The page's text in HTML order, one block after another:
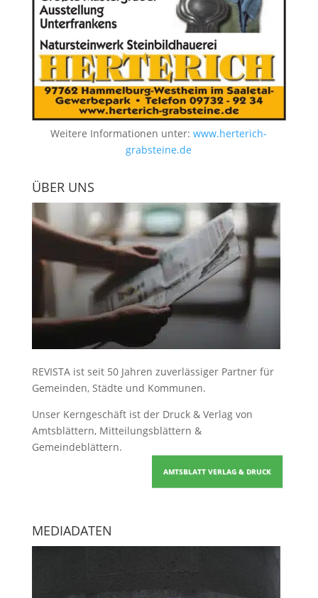
Weitere Informationen unter:www.herterich-
grabsteine.de
ÜBER UNS
REVISTA ist seit 50 Jahren zuverlässiger Partner für
Gemeinden, Städte und Kommunen.
Unser Kerngeschäft ist der Druck & Verlag von
Amtsblättern, Mitteilungsblättern &
Gemeindeblättern.
AMTSBLATT VERLAG & DRUCK
MEDIADATEN